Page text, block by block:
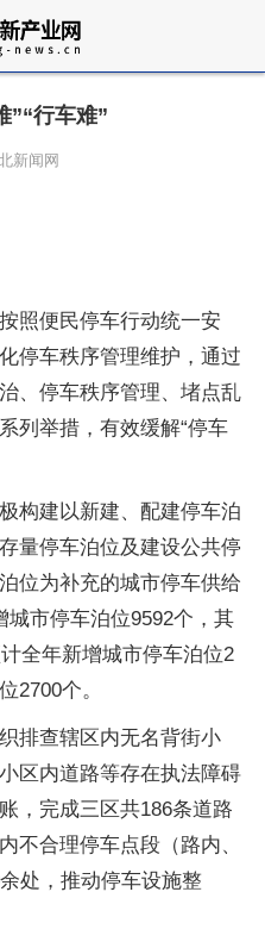
”“行车难”
新闻网
照便民停车行动统一安
停车秩序管理维护，通过
、停车秩序管理、堵点乱
列举措，有效缓解“停车
构建以新建、配建停车泊
量停车泊位及建设公共停
位为补充的城市停车供给
市停车泊位9592个，其
全年新增城市停车泊位2
2700个。
排查辖区内无名背街小
区内道路等存在执法障碍
，完成三区共186条道路
不合理停车点段（路内、
处，推动停车设施整